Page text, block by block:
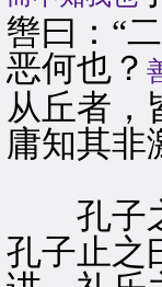
辔曰：“
恶何也？
从丘者，
庸知其非
孔子之
孔子止之